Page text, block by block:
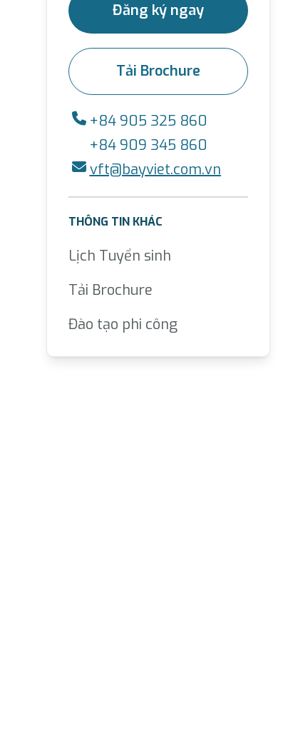
Đăng ký ngay
Tải Brochure
+84 905 325 860
+84 909 345 860
vft@bayviet.com.vn
THÔNG TIN KHÁC
Lịch Tuyển sinh
Tải Brochure
Đào tạo phi công